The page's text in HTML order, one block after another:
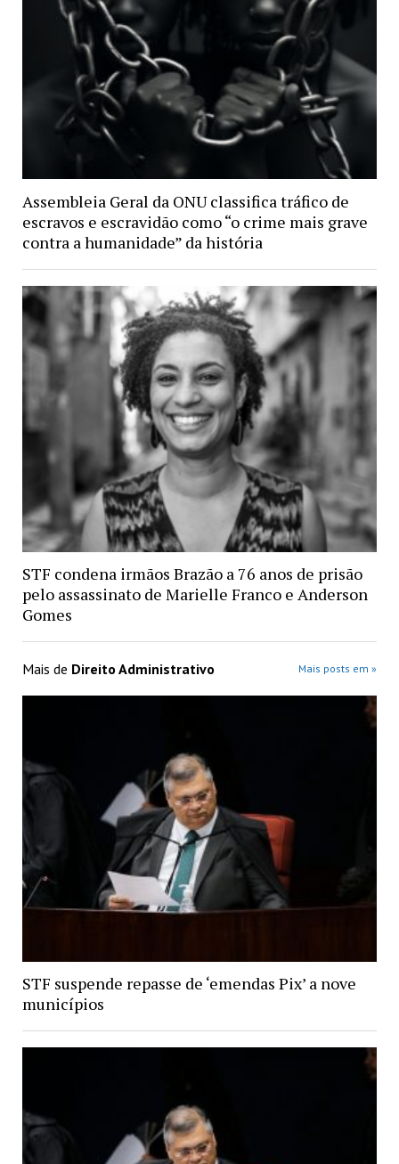
Assembleia Geral da ONU classifica tráfico de
escravos e escravidão como “o crime mais grave
contra a humanidade” da história
STF condena irmãos Brazão a 76 anos de prisão
pelo assassinato de Marielle Franco e Anderson
Gomes
Mais de Direito Administrativo Mais posts em »
STF suspende repasse de ‘emendas Pix’ a nove
municípios